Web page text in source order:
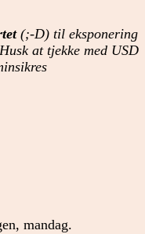
(;-D) til eksponering
at tjekke med USD
mandag.